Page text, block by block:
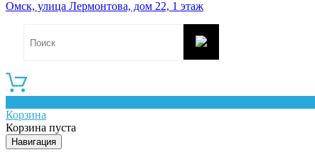
Омск, улица Лермонтова, дом 22, 1 этаж
Корзина
Корзина пуста
Навигация